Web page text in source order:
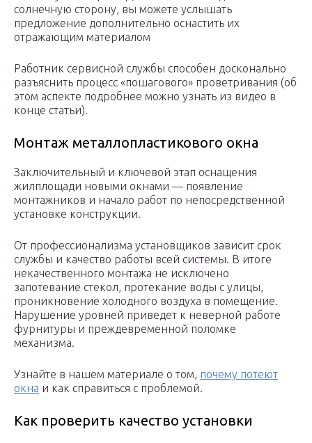
солнечную сторону, вы можете услышать
предложение дополнительно оснастить их
отражающим материалом
Работник сервисной службы способен досконально
разъяснить процесс «пошагового» проветривания (об
этом аспекте подробнее можно узнать из видео в
конце статьи).
Монтаж металлопластикового окна
Заключительный и ключевой этап оснащения
жилплощади новыми окнами — появление
монтажников и начало работ по непосредственной
установке конструкции.
От профессионализма установщиков зависит срок
службы и качество работы всей системы. В итоге
некачественного монтажа не исключено
запотевание стекол, протекание воды с улицы,
проникновение холодного воздуха в помещение.
Нарушение уровней приведет к неверной работе
фурнитуры и преждевременной поломке
механизма.
Узнайте в нашем материале о том, почему потеют
окна и как справиться с проблемой.
Как проверить качество установки